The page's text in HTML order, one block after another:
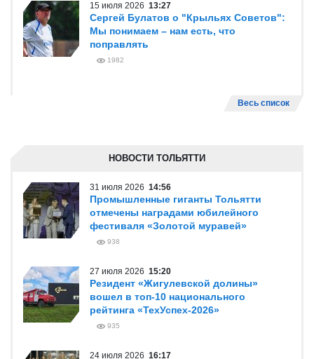
15 июля 2026 13:27
Сергей Булатов о "Крыльях Советов":
Мы понимаем – нам есть, что
поправлять
1982
Весь список
НОВОСТИ ТОЛЬЯТТИ
31 июля 2026 14:56
Промышленные гиганты Тольятти
отмечены наградами юбилейного
фестиваля «Золотой муравей»
938
27 июля 2026 15:20
Резидент «Жигулевской долины»
вошел в топ-10 национального
рейтинга «ТехУспех-2026»
935
24 июля 2026 16:17